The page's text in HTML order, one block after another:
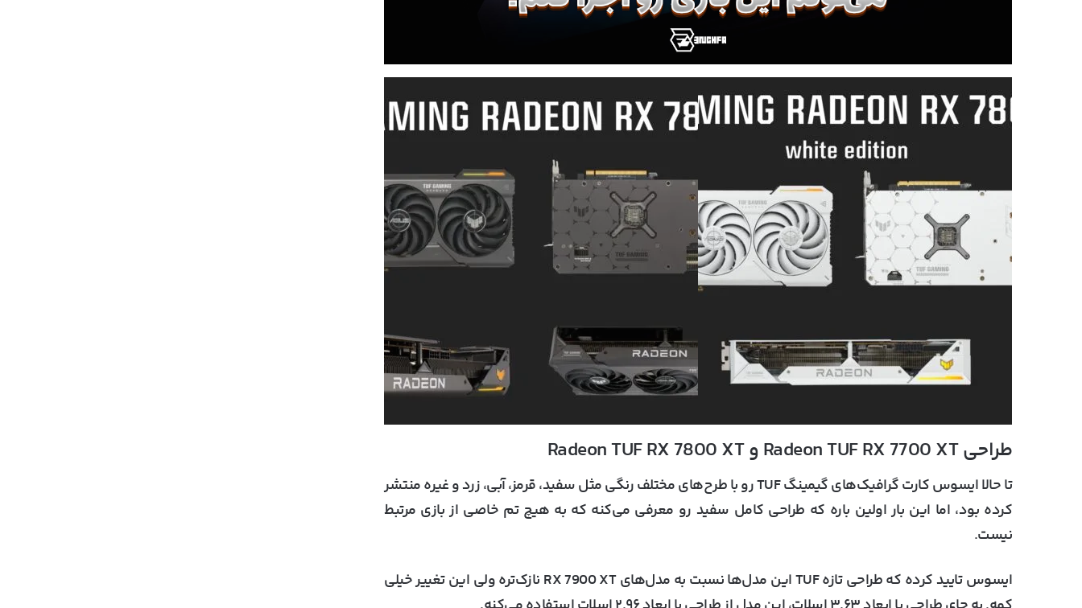
طراحی Radeon TUF RX 7700 XT و Radeon TUF RX 7800 XT
تا حالا ایسوس کارت‌ گرافیک‌های گیمینگ TUF رو با طرح‌های مختلف رنگی مثل سفید، قرمز، آبی، زرد و غیره منتشر
کرده بود، اما این بار اولین باره که طراحی کامل سفید رو معرفی می‌کنه که به هیچ تم خاصی از بازی مرتبط
نیست.
ایسوس تایید کرده که طراحی تازه‌ TUF این مدل‌ها نسبت به مدل‌های RX 7900 XT نازک‌تره ولی این تغییر خیلی